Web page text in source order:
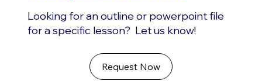
Looking for an outline or powerpoint file
for a specific lesson? Let us know!
Request Now